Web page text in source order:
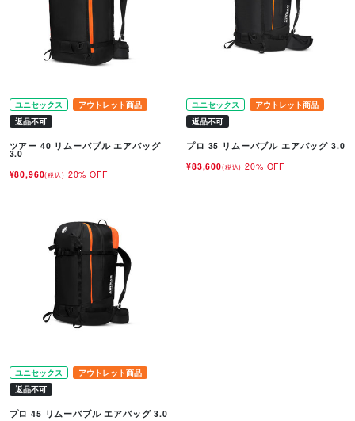
ユニセックス
アウトレット商品
返品不可
ツアー 40 リムーバブル エアバッグ
3.0
¥80,960(税込) 20% OFF
ユニセックス
アウトレット商品
返品不可
プロ 35 リムーバブル エアバッグ 3.0
¥83,600(税込) 20% OFF
ユニセックス
アウトレット商品
返品不可
プロ 45 リムーバブル エアバッグ 3.0